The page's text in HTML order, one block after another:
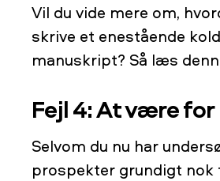
Vil du vide mere om,
skrive et enestående
manuskript? Så læs
Fejl 4: At være
Selvom du nu har
prospekter grundigt nok